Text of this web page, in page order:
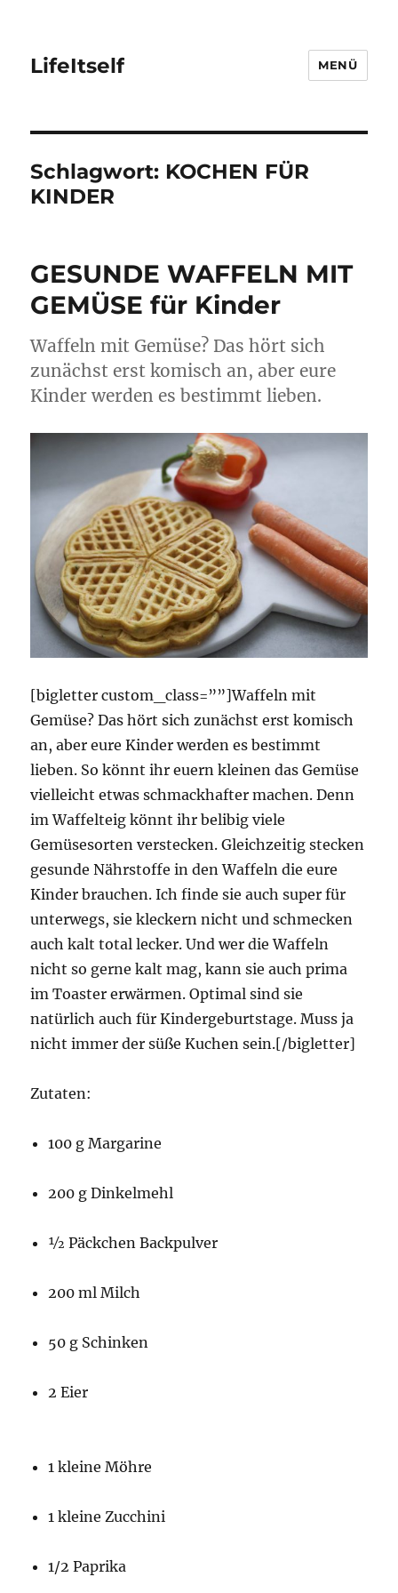
LifeItself MENÜ
Schlagwort: KOCHEN FÜR
KINDER
GESUNDE WAFFELN MIT
GEMÜSE für Kinder
Waffeln mit Gemüse? Das hört sich
zunächst erst komisch an, aber eure
Kinder werden es bestimmt lieben.
[bigletter custom_class=””]Waffeln mit
Gemüse? Das hört sich zunächst erst komisch
an, aber eure Kinder werden es bestimmt
lieben. So könnt ihr euern kleinen das Gemüse
vielleicht etwas schmackhafter machen. Denn
im Waffelteig könnt ihr belibig viele
Gemüsesorten verstecken. Gleichzeitig stecken
gesunde Nährstoffe in den Waffeln die eure
Kinder brauchen. Ich finde sie auch super für
unterwegs, sie kleckern nicht und schmecken
auch kalt total lecker. Und wer die Waffeln
nicht so gerne kalt mag, kann sie auch prima
im Toaster erwärmen. Optimal sind sie
natürlich auch für Kindergeburtstage. Muss ja
nicht immer der süße Kuchen sein.[/bigletter]
Zutaten:
100 g Margarine
200 g Dinkelmehl
½ Päckchen Backpulver
200 ml Milch
50 g Schinken
2 Eier
1 kleine Möhre
1 kleine Zucchini
1/2 Paprika